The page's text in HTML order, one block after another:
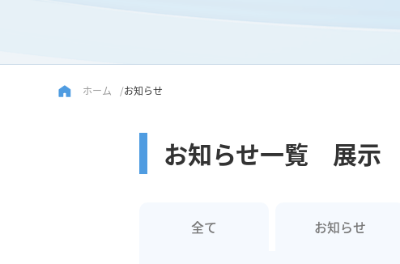
ホーム お知らせ
お知らせ一覧 展示
全て お知らせ